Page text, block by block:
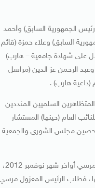
الجمهورية السابق) وأحمد
السابق) وعلاء حمزة (قائم
على شهادة جامعية – هارب)
الرحمن عز الدين (مراسل
الإخوان على المتظاهرين السلميين المنددين
العام (حينها) المستشار
مجلس الشورى والجمعية
وكشفت تحقيقات النيابة النقاب عن أنه في أعقاب الإعلان الدستوري المكمل الذي أصدره المتهم محمد مرسي أواخر شهر نوفمبر 2012،
فطلب الرئيس المعزول